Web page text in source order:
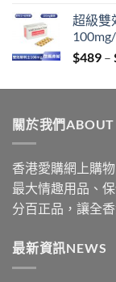
超級雙
$489 –
關於我們ABOUT
香港愛購網上購
最大情趣用品、
分百正品，讓全
最新資訊NEWS